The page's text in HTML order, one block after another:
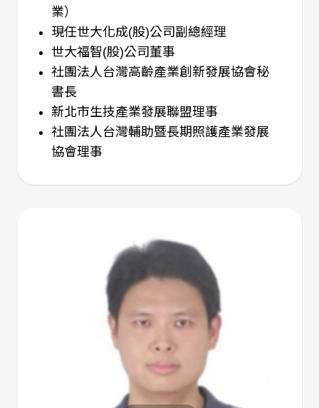
業）
現任世大化成(股)公司副總經理
世大福智(股)公司董事
社團法人台灣高齡產業創新發展協會秘
書長
新北市生技產業發展聯盟理事
社團法人台灣輔助暨長期照護產業發展
協會理事